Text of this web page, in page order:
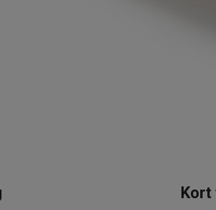
Kort